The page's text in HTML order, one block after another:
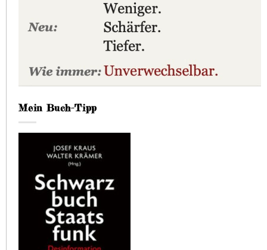
Mein Buch-Tipp